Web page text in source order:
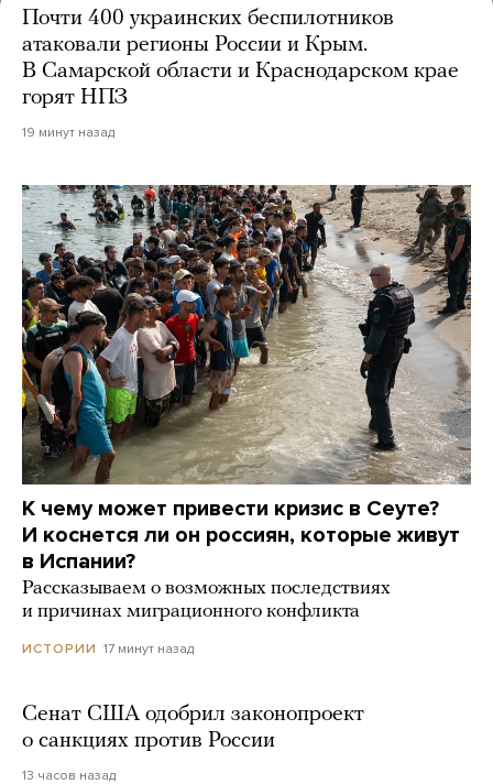
Почти 400 украинских беспилотников
атаковали регионы России и Крым.
В Самарской области и Краснодарском крае
горят НПЗ
19 минут назад
К чему может привести кризис в Сеуте?
И коснется ли он россиян, которые живут
в Испании?
Рассказываем о возможных последствиях
и причинах миграционного конфликта
ИСТОРИИ 17 минут назад
Сенат США одобрил законопроект
о санкциях против России
13 часов назад